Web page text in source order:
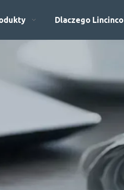
Dlaczego Lincinco